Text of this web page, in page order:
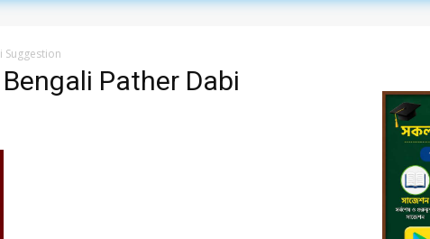
Suggestion
Pather Dabi